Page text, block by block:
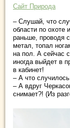
Сайт Природа
– Слушай, что
области по охоте
раньше, проводя
метал, топал
на пол. А сейчас
иногда выйдет в
в кабинет!
– А что
– А вдруг
снимает?! (Из